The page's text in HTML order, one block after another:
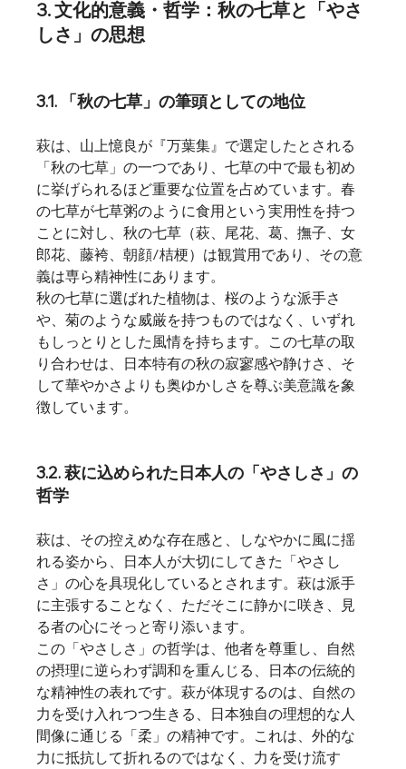
3. 文化的意義・哲学：秋の七草と「やさ
しさ」の思想
3.1. 「秋の七草」の筆頭としての地位
萩は、山上憶良が『万葉集』で選定したとされる
「秋の七草」の一つであり、七草の中で最も初め
に挙げられるほど重要な位置を占めています。春
の七草が七草粥のように食用という実用性を持つ
ことに対し、秋の七草（萩、尾花、葛、撫子、女
郎花、藤袴、朝顔/桔梗）は観賞用であり、その意
義は専ら精神性にあります。
秋の七草に選ばれた植物は、桜のような派手さ
や、菊のような威厳を持つものではなく、いずれ
もしっとりとした風情を持ちます。この七草の取
り合わせは、日本特有の秋の寂寥感や静けさ、そ
して華やかさよりも奥ゆかしさを尊ぶ美意識を象
徴しています。
3.2. 萩に込められた日本人の「やさしさ」の
哲学
萩は、その控えめな存在感と、しなやかに風に揺
れる姿から、日本人が大切にしてきた「やさし
さ」の心を具現化しているとされます。萩は派手
に主張することなく、ただそこに静かに咲き、見
る者の心にそっと寄り添います。
この「やさしさ」の哲学は、他者を尊重し、自然
の摂理に逆らわず調和を重んじる、日本の伝統的
な精神性の表れです。萩が体現するのは、自然の
力を受け入れつつ生きる、日本独自の理想的な人
間像に通じる「柔」の精神です。これは、外的な
力に抵抗して折れるのではなく、力を受け流す